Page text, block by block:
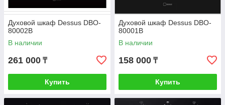
Духовой шкаф Dessus DBO-
80002B
В наличии
261 000 ₸
Купить
Духовой шкаф Dessus DBO-
80001B
В наличии
158 000 ₸
Купить